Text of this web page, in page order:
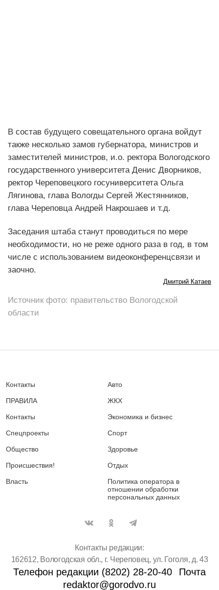
В состав будущего совещательного органа войдут
также несколько замов губернатора, министров и
заместителей министров, и.о. ректора Вологодского
государственного университета Денис Дворников,
ректор Череповецкого госуниверситета Ольга
Лягинова, глава Вологды Сергей Жестянников,
глава Череповца Андрей Накрошаев и т.д.
Заседания штаба станут проводиться по мере
необходимости, но не реже одного раза в год, в том
числе с использованием видеоконференцсвязи и
заочно.
Дмитрий Катаев
Источник фото: правительство Вологодской
области
Контакты
ПРАВИЛА
Контакты
Спецпроекты
Общество
Происшествия!
Власть
Авто
ЖКХ
Экономика и бизнес
Спорт
Здоровье
Отдых
Политика оператора в
отношении обработки
персональных данных
Контакты редакции:
162612, Вологодская обл., г. Череповец, ул. Гоголя, д. 43
Телефон редакции (8202) 28-20-40
Почта
redaktor@gorodvo.ru